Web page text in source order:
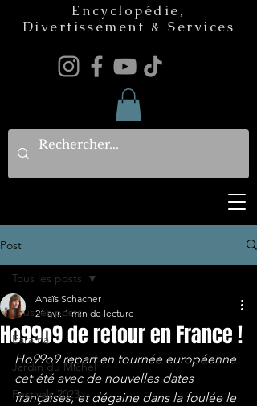
Encyclopédie,
Divertissement & Services
Post
Tous les posts
Earama
Jardin du Michel
Festivals 2023
Tous les posts
Ho99o9 de retour en France !
Anaïs Schacher
21 avr. 1 min de lecture
Ho99o9 repart en tournée européenne
cet été avec de nouvelles dates
françaises, et dégaine dans la foulée le